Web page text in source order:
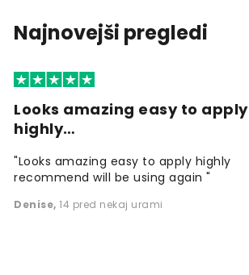
Najnovejši pregledi
Looks amazing easy to apply
highly…
"Looks amazing easy to apply highly
recommend will be using again "
Denise, 14 pred nekaj urami